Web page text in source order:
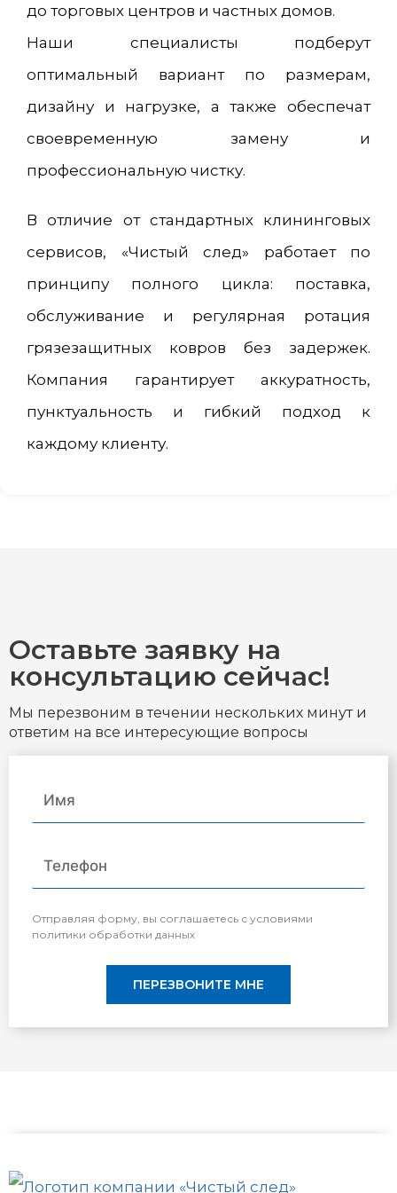
до торговых центров и частных домов.
Наши специалисты подберут
оптимальный вариант по размерам,
дизайну и нагрузке, а также обеспечат
своевременную замену и
профессиональную чистку.
В отличие от стандартных клининговых
сервисов, «Чистый след» работает по
принципу полного цикла: поставка,
обслуживание и регулярная ротация
грязезащитных ковров без задержек.
Компания гарантирует аккуратность,
пунктуальность и гибкий подход к
каждому клиенту.
Оставьте заявку на
консультацию сейчас!
Мы перезвоним в течении нескольких минут и
ответим на все интересующие вопросы
Отправляя форму, вы соглашаетесь с условиями
политики обработки данных
ПЕРЕЗВОНИТЕ МНЕ